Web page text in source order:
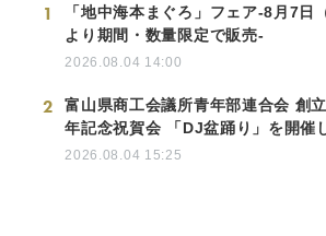
1
「地中海本まぐろ」フェア-8月7日
より期間・数量限定で販売-
2026.08.04 14:00
2
富山県商工会議所青年部連合会 創
年記念祝賀会 「DJ盆踊り」を開催
2026.08.04 15:25